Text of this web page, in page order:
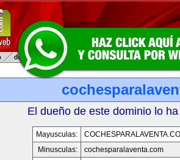
El dueño de este dominio lo
Mayusculas:
Minusculas:
cochesparalaventa.com